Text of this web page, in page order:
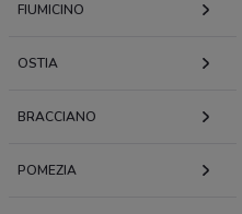
FIUMICINO
OSTIA
BRACCIANO
POMEZIA